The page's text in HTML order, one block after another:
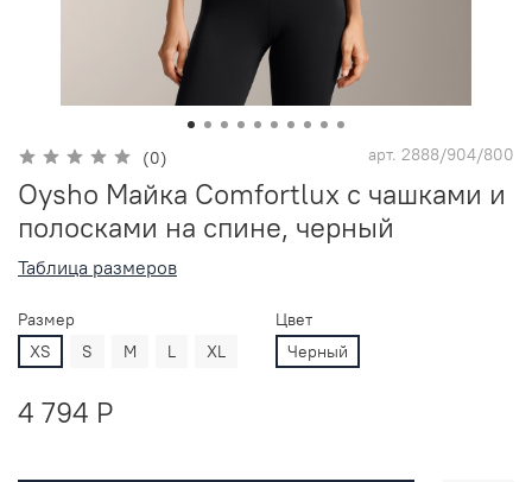
(0) арт. 2888/904/800
Oysho Майка Comfortlux с чашками и
полосками на спине, черный
Таблица размеров
Размер
XS
S M L XL
Цвет
Черный
4 794 P